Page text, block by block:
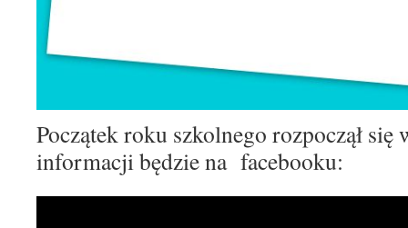
Początek roku szkolnego rozpoczął się
informacji będzie na facebooku: